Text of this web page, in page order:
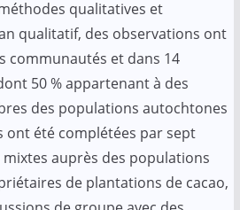
qualitatives et
qualitatif, des observations ont
communautés et dans 14
50 % appartenant à des
des populations autochtones
ont été complétées par sept
auprès des populations
de plantations de cacao,